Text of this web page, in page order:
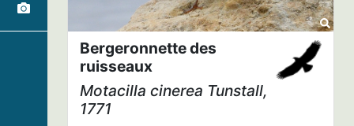
Bergeronnette des
ruisseaux
Motacilla cinerea Tunstall,
1771